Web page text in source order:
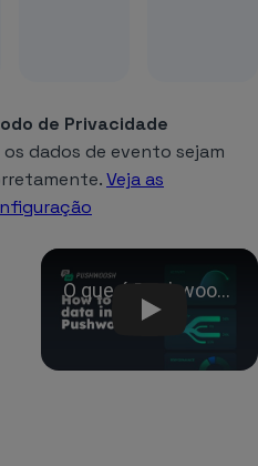
de Privacidade
dados de evento sejam
Veja as
Play